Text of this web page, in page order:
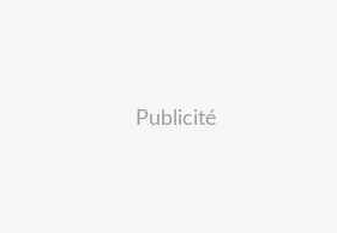
Publicité